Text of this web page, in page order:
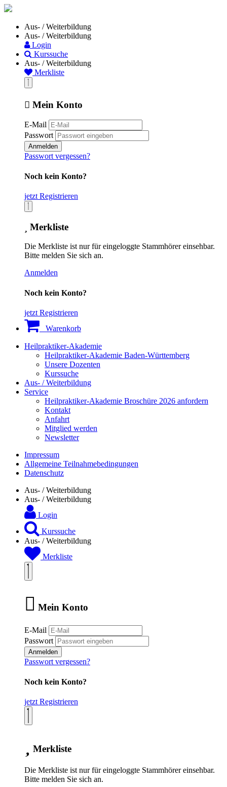
Aus- / Weiterbildung
Aus- / Weiterbildung
Login
Kurssuche
Aus- / Weiterbildung
Merkliste
Mein Konto
E-Mail
Passwort
Anmelden
Passwort vergessen?
Noch kein Konto?
jetzt Registrieren
Merkliste
Die Merkliste ist nur für eingeloggte Stammhörer einsehbar.
Bitte melden Sie sich an.
Anmelden
Noch kein Konto?
jetzt Registrieren
Warenkorb
Heilpraktiker-Akademie
Heilpraktiker-Akademie Baden-Württemberg
Unsere Dozenten
Kurssuche
Aus- / Weiterbildung
Service
Heilpraktiker-Akademie Broschüre 2026 anfordern
Kontakt
Anfahrt
Mitglied werden
Newsletter
Impressum
Allgemeine Teilnahmebedingungen
Datenschutz
Aus- / Weiterbildung
Aus- / Weiterbildung
Login
Kurssuche
Aus- / Weiterbildung
Merkliste
Mein Konto
E-Mail
Passwort
Anmelden
Passwort vergessen?
Noch kein Konto?
jetzt Registrieren
Merkliste
Die Merkliste ist nur für eingeloggte Stammhörer einsehbar.
Bitte melden Sie sich an.